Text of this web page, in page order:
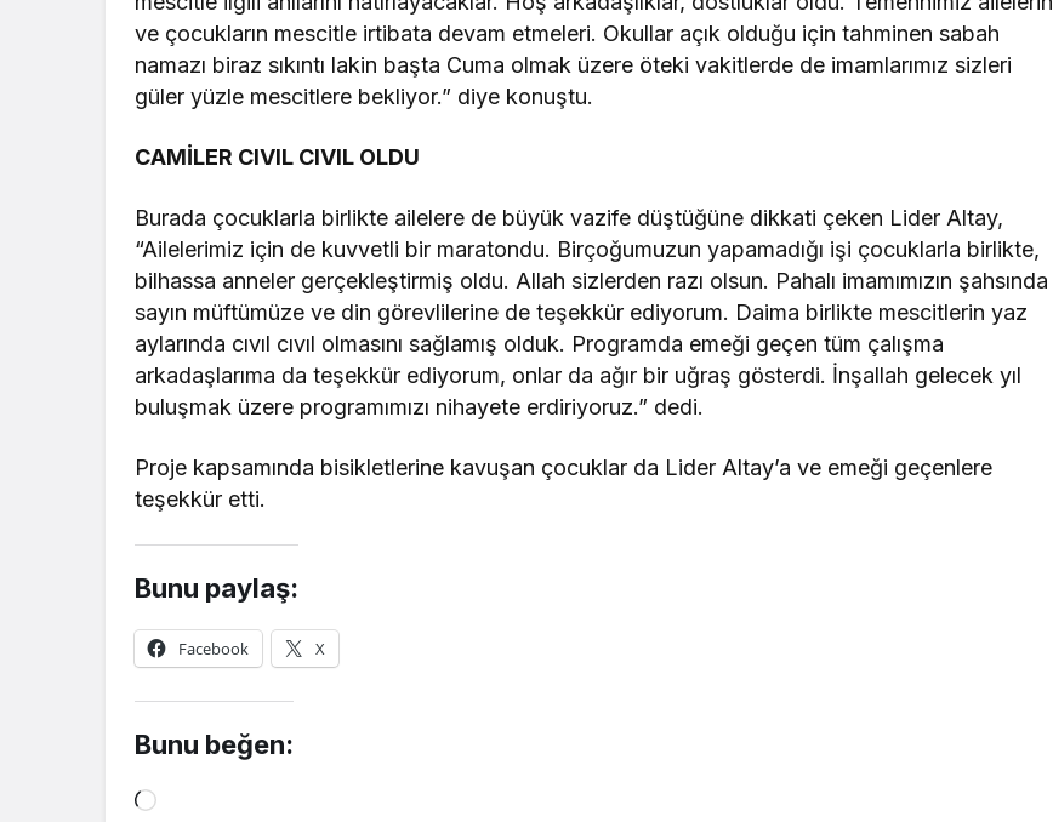
ve çocukların mescitle irtibata devam etmeleri. Okullar açık olduğu için tahminen sabah
namazı biraz sıkıntı lakin başta Cuma olmak üzere öteki vakitlerde de imamlarımız sizleri
güler yüzle mescitlere bekliyor.” diye konuştu.
CAMİLER CIVIL CIVIL OLDU
Burada çocuklarla birlikte ailelere de büyük vazife düştüğüne dikkati çeken Lider Altay,
“Ailelerimiz için de kuvvetli bir maratondu. Birçoğumuzun yapamadığı işi çocuklarla birlikte,
bilhassa anneler gerçekleştirmiş oldu. Allah sizlerden razı olsun. Pahalı imamımızın şahsında
sayın müftümüze ve din görevlilerine de teşekkür ediyorum. Daima birlikte mescitlerin yaz
aylarında cıvıl cıvıl olmasını sağlamış olduk. Programda emeği geçen tüm çalışma
arkadaşlarıma da teşekkür ediyorum, onlar da ağır bir uğraş gösterdi. İnşallah gelecek yıl
buluşmak üzere programımızı nihayete erdiriyoruz.” dedi.
Proje kapsamında bisikletlerine kavuşan çocuklar da Lider Altay’a ve emeği geçenlere
teşekkür etti.
Bunu paylaş:
Facebook X
Bunu beğen:
Yükleniyor...